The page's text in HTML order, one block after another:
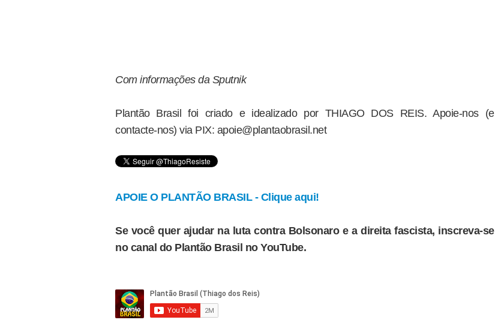
Com informações da Sputnik
Plantão Brasil foi criado e idealizado por THIAGO DOS REIS. Apoie-nos (e
contacte-nos) via PIX: apoie@plantaobrasil.net
APOIE O PLANTÃO BRASIL - Clique aqui!
Se você quer ajudar na luta contra Bolsonaro e a direita fascista, inscreva-se
no canal do Plantão Brasil no YouTube.